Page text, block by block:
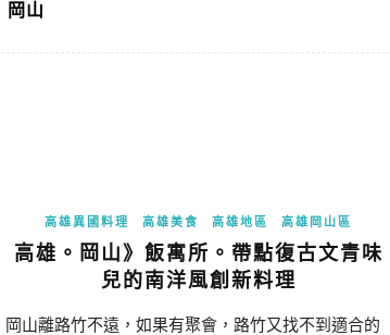
岡山
高雄異國料理 高雄美食 高雄地區 高雄岡山區
高雄。岡山》飯寓所。帶點復古文青味
兒的南洋風創新料理
岡山離路竹不遠，如果有聚會，路竹又找不到適合的